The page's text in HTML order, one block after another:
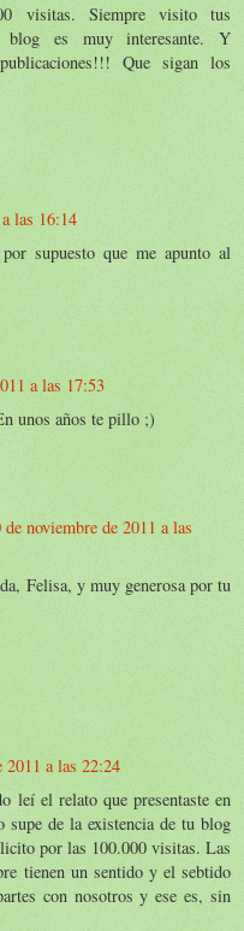
visitas. Siempre visito tus
blog es muy interesante. Y
Que sigan los
las 16:14
supuesto que me apunto al
a las 17:53
unos años te pillo ;)
de noviembre de 2011 a las
Felisa, y muy generosa por tu
2011 a las 22:24
leí el relato que presentaste en
de la existencia de tu blog
por las 100.000 visitas. Las
tienen un sentido y el sebtido
con nosotros y ese es, sin